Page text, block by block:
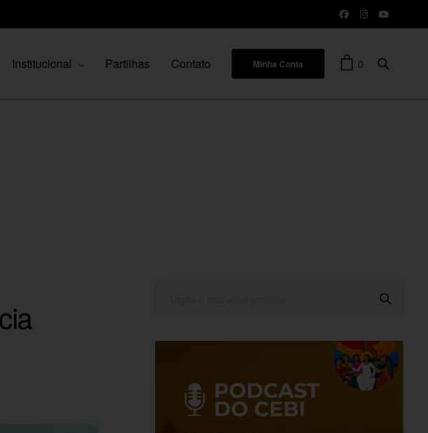
Institucional Partilhas Contato Minha Conta 0